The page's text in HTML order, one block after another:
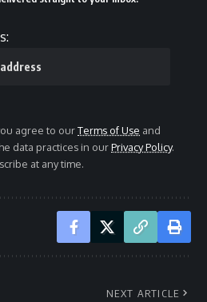
agree to ourTerms of Use and
data practices in ourPrivacy Policy.
at any time.
NEXT ARTICLE